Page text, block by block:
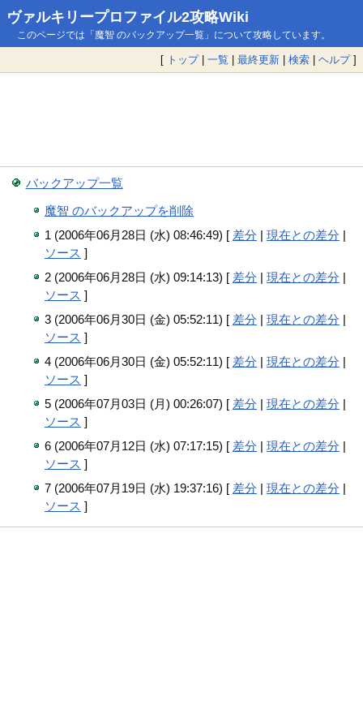
ヴァルキリープロファイル2攻略Wiki
このページでは「魔智 のバックアップ一覧」について攻略しています。
[ トップ| 一覧 | 最終更新 | 検索 | ヘルプ]
バックアップ一覧
魔智 のバックアップを削除
1 (2006年06月28日 (水) 08:46:49) [ 差分 |現在との差分 |
ソース ]
2 (2006年06月28日 (水) 09:14:13) [ 差分 |現在との差分 |
ソース ]
3 (2006年06月30日 (金) 05:52:11) [ 差分 |現在との差分 |
ソース ]
4 (2006年06月30日 (金) 05:52:11) [ 差分 |現在との差分 |
ソース ]
5 (2006年07月03日 (月) 00:26:07) [ 差分 |現在との差分 |
ソース ]
6 (2006年07月12日 (水) 07:17:15) [ 差分 |現在との差分 |
ソース ]
7 (2006年07月19日 (水) 19:37:16) [ 差分 |現在との差分 |
ソース ]